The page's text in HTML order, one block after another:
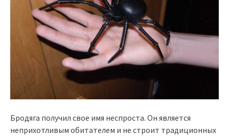
Бродяга получил свое имя неспроста. Он является
неприхотливым обитателем и не строит традиционных